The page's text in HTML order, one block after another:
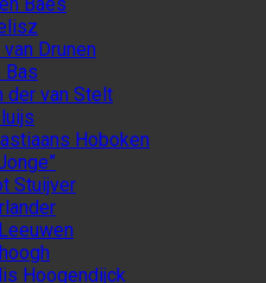
Drunen
Bas
der van Stelt
Hoboken
Stuijver
Hoogendijck